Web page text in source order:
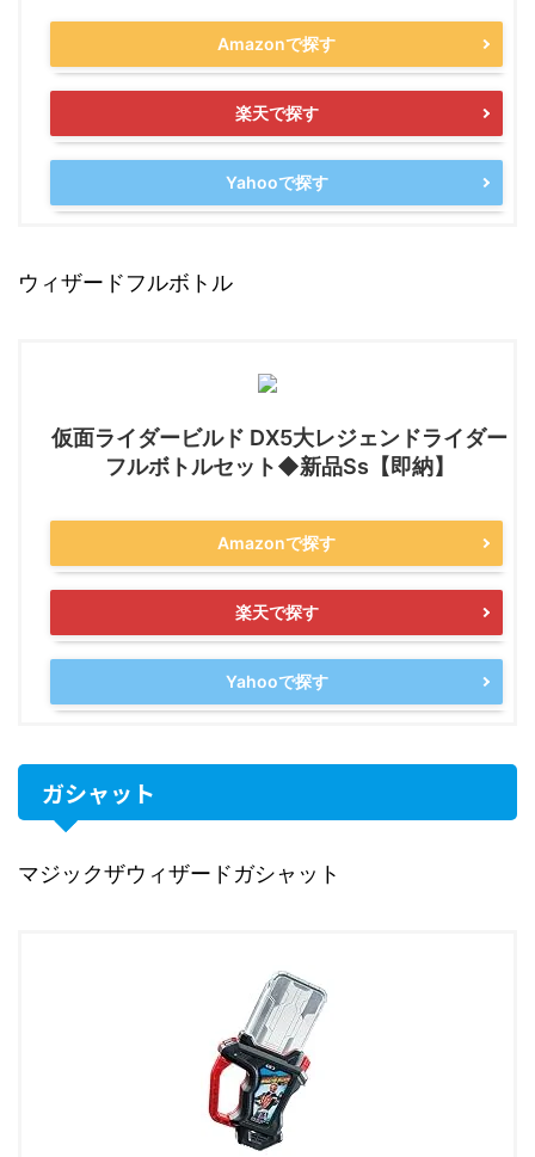
Amazonで探す
楽天で探す
Yahooで探す
ウィザードフルボトル
仮面ライダービルド DX5大レジェンドライダー
フルボトルセット◆新品Ss【即納】
Amazonで探す
楽天で探す
Yahooで探す
ガシャット
マジックザウィザードガシャット